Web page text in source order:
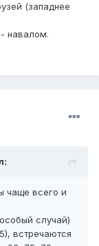
(западнее
навалом.
чаще всего и
случай)
встречаются